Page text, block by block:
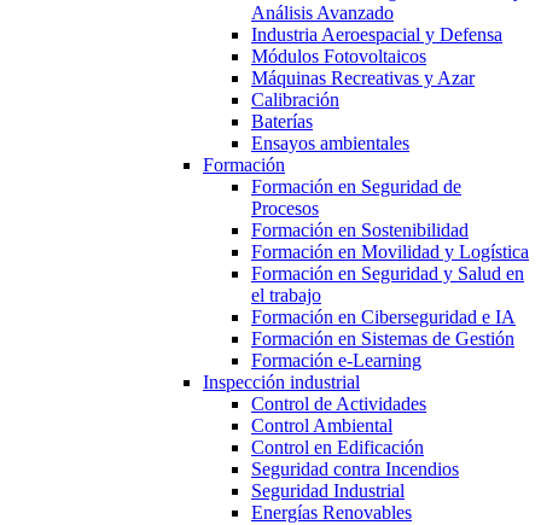
Análisis Avanzado
Industria Aeroespacial y Defensa
Módulos Fotovoltaicos
Máquinas Recreativas y Azar
Calibración
Baterías
Ensayos ambientales
Formación
Formación en Seguridad de
Procesos
Formación en Sostenibilidad
Formación en Movilidad y Logística
Formación en Seguridad y Salud en
el trabajo
Formación en Ciberseguridad e IA
Formación en Sistemas de Gestión
Formación e-Learning
Inspección industrial
Control de Actividades
Control Ambiental
Control en Edificación
Seguridad contra Incendios
Seguridad Industrial
Energías Renovables